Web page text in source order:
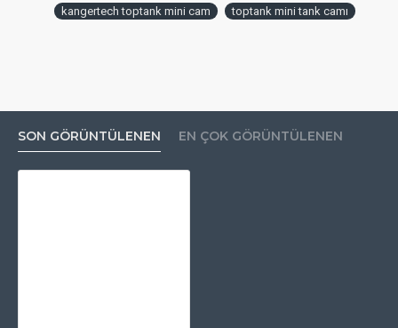
kangertech toptank mini cam
toptank mini tank camı
SON GÖRÜNTÜLENEN EN ÇOK GÖRÜNTÜLENEN